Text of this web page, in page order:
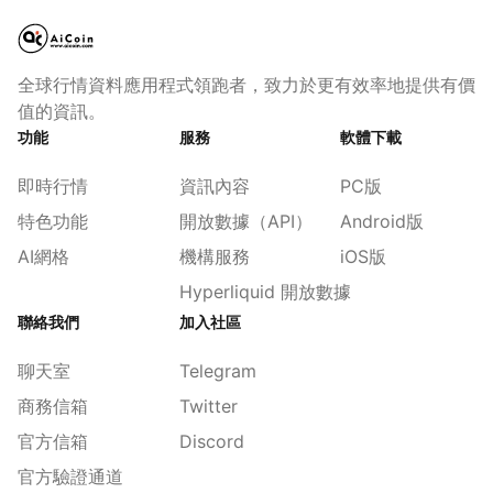
全球行情資料應用程式領跑者，致力於更有效率地提供有價
值的資訊。
功能
即時行情
特色功能
AI網格
服務
資訊內容
開放數據（API）
機構服務
Hyperliquid 開放數據
軟體下載
PC版
Android版
iOS版
聯絡我們
聊天室
商務信箱
官方信箱
官方驗證通道
加入社區
Telegram
Twitter
Discord